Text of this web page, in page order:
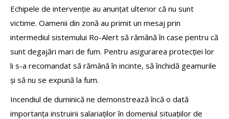
Echipele de intervenție au anunțat ulterior că nu sunt
victime. Oamenii din zonă au primit un mesaj prin
intermediul sistemului Ro-Alert să rămână în case pentru că
sunt degajări mari de fum. Pentru asigurarea protecției lor
li s-a recomandat să rămână în incinte, să închidă geamurile
și să nu se expună la fum.
Incendiul de duminică ne demonstrează încă o dată
importanța instruirii salariaților în domeniul situațiilor de